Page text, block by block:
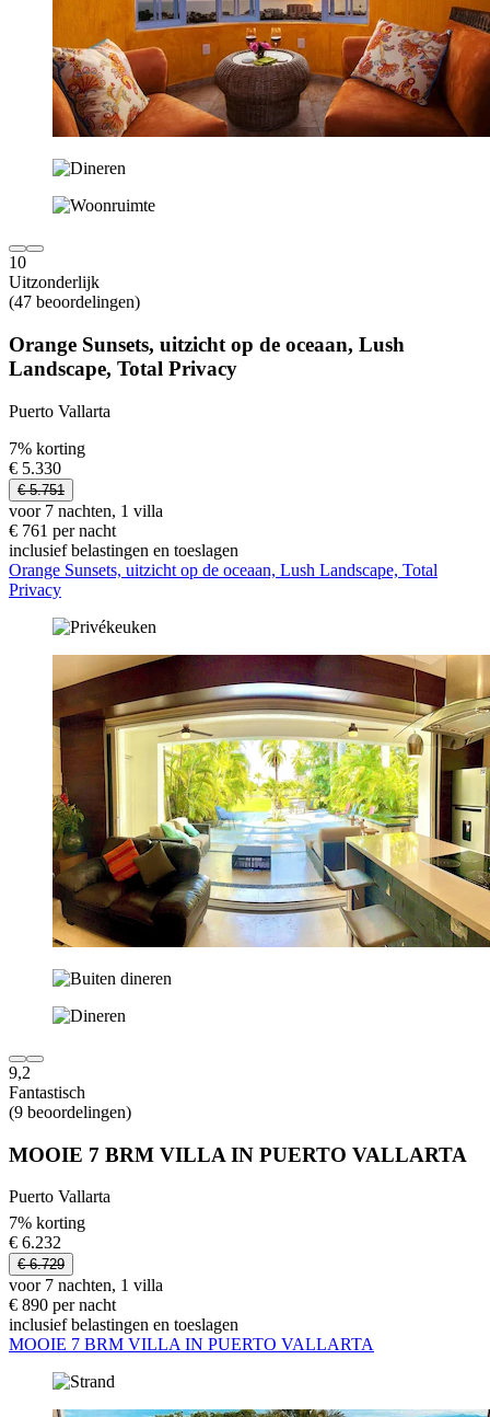
10
Uitzonderlijk
(47 beoordelingen)
Orange Sunsets, uitzicht op de oceaan, Lush
Landscape, Total Privacy
Puerto Vallarta
7% korting
€ 5.330
€ 5.751
voor 7 nachten, 1 villa
€ 761 per nacht
inclusief belastingen en toeslagen
Orange Sunsets, uitzicht op de oceaan, Lush Landscape, Total
Privacy
9,2
Fantastisch
(9 beoordelingen)
MOOIE 7 BRM VILLA IN PUERTO VALLARTA
Puerto Vallarta
7% korting
€ 6.232
€ 6.729
voor 7 nachten, 1 villa
€ 890 per nacht
inclusief belastingen en toeslagen
MOOIE 7 BRM VILLA IN PUERTO VALLARTA